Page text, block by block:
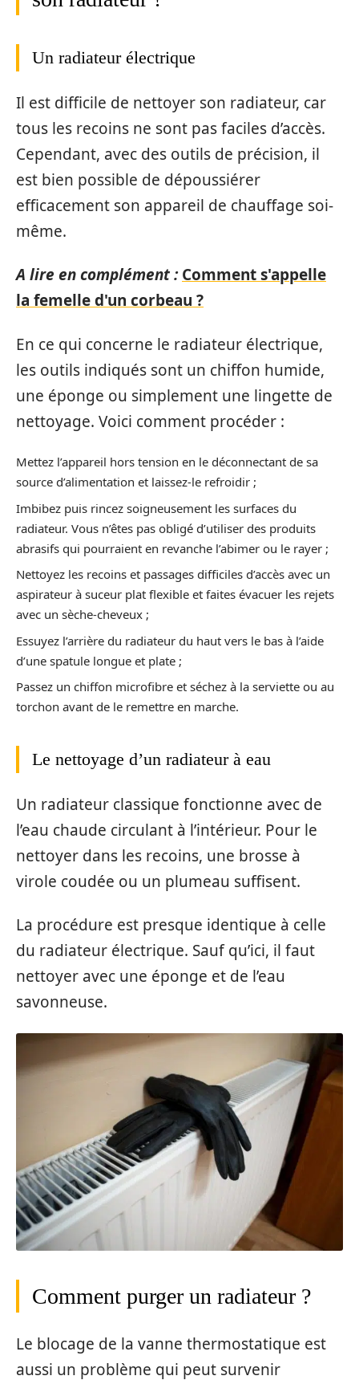
Un radiateur électrique
Il est difficile de nettoyer son radiateur, car
tous les recoins ne sont pas faciles d’accès.
Cependant, avec des outils de précision, il
est bien possible de dépoussiérer
efficacement son appareil de chauffage soi-
même.
A lire en complément : Comment s'appelle
la femelle d'un corbeau ?
En ce qui concerne le radiateur électrique,
les outils indiqués sont un chiffon humide,
une éponge ou simplement une lingette de
nettoyage. Voici comment procéder :
Mettez l’appareil hors tension en le déconnectant de sa
source d’alimentation et laissez-le refroidir ;
Imbibez puis rincez soigneusement les surfaces du
radiateur. Vous n’êtes pas obligé d’utiliser des produits
abrasifs qui pourraient en revanche l’abimer ou le rayer ;
Nettoyez les recoins et passages difficiles d’accès avec un
aspirateur à suceur plat flexible et faites évacuer les rejets
avec un sèche-cheveux ;
Essuyez l’arrière du radiateur du haut vers le bas à l’aide
d’une spatule longue et plate ;
Passez un chiffon microfibre et séchez à la serviette ou au
torchon avant de le remettre en marche.
Le nettoyage d’un radiateur à eau
Un radiateur classique fonctionne avec de
l’eau chaude circulant à l’intérieur. Pour le
nettoyer dans les recoins, une brosse à
virole coudée ou un plumeau suffisent.
La procédure est presque identique à celle
du radiateur électrique. Sauf qu’ici, il faut
nettoyer avec une éponge et de l’eau
savonneuse.
Comment purger un radiateur ?
Le blocage de la vanne thermostatique est
aussi un problème qui peut survenir